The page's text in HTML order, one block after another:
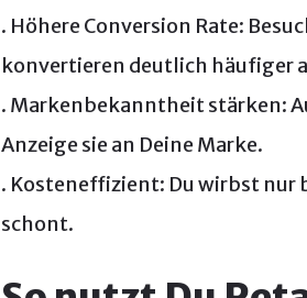
. Höhere Conversion Rate:
konvertieren deutlich häufiger
. Markenbekanntheit stärken:
Anzeige sie an Deine Marke.
. Kosteneffizient: Du wirbst nur
schont.